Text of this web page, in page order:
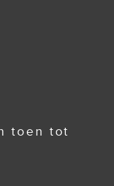
toen tot